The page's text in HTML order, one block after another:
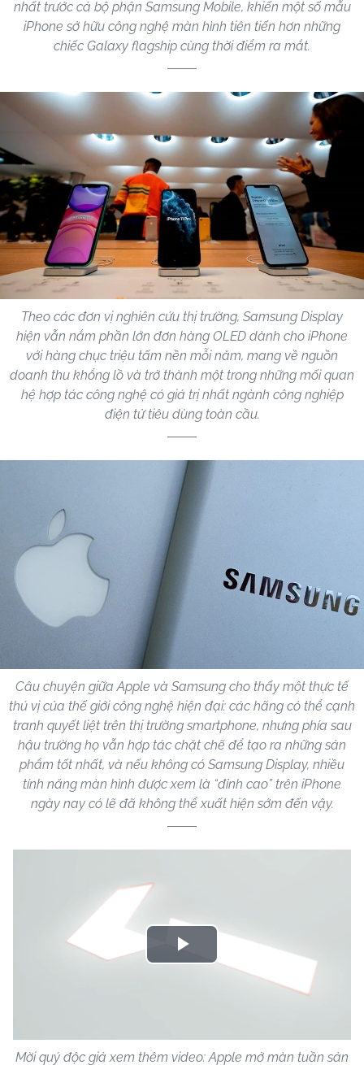
nhất trước cả bộ phận Samsung Mobile, khiến một số mẫu
iPhone sở hữu công nghệ màn hình tiên tiến hơn những
chiếc Galaxy flagship cùng thời điểm ra mắt.
Theo các đơn vị nghiên cứu thị trường, Samsung Display
hiện vẫn nắm phần lớn đơn hàng OLED dành cho iPhone
với hàng chục triệu tấm nền mỗi năm, mang về nguồn
doanh thu khổng lồ và trở thành một trong những mối quan
hệ hợp tác công nghệ có giá trị nhất ngành công nghiệp
điện tử tiêu dùng toàn cầu.
Câu chuyện giữa Apple và Samsung cho thấy một thực tế
thú vị của thế giới công nghệ hiện đại: các hãng có thể cạnh
tranh quyết liệt trên thị trường smartphone, nhưng phía sau
hậu trường họ vẫn hợp tác chặt chẽ để tạo ra những sản
phẩm tốt nhất, và nếu không có Samsung Display, nhiều
tính năng màn hình được xem là “đỉnh cao” trên iPhone
ngày nay có lẽ đã không thể xuất hiện sớm đến vậy.
Play
Mời quý độc giả xem thêm video: Apple mở màn tuần sản